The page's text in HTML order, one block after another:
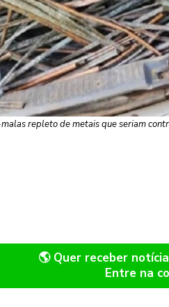
repleto de metais que seriam
🌎 Quer receber
Entre na